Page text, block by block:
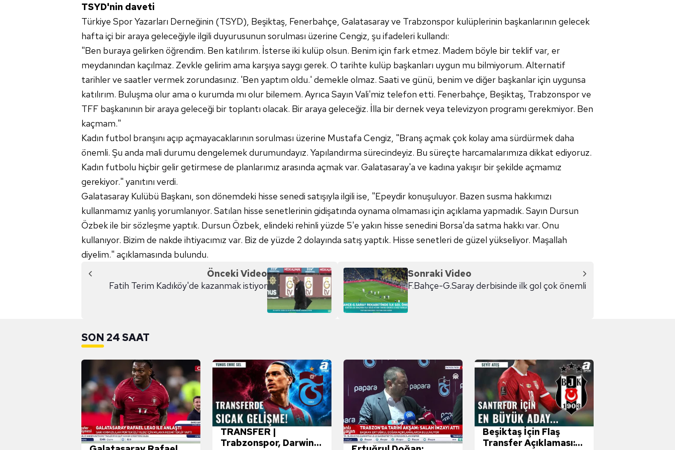
mevzuata uygun olarak kullanılan çerezlerle ilgili bilgi almak için lütfen
TSYD'nin daveti
Türkiye Spor Yazarları Derneğinin (TSYD), Beşiktaş, Fenerbahçe, Galatasaray ve Trabzonspor kulüplerinin başkanlarının gelecek
hafta içi bir araya geleceğiyle ilgili duyurusunun sorulması üzerine Cengiz, şu ifadeleri kullandı:
"Ben buraya gelirken öğrendim. Ben katılırım. İsterse iki kulüp olsun. Benim için fark etmez. Madem böyle bir teklif var, er
meydanından kaçılmaz. Zevkle gelirim ama karşıya saygı gerek. O tarihte kulüp başkanları uygun mu bilmiyorum. Alternatif
tarihler ve saatler vermek zorundasınız. 'Ben yaptım oldu.' demekle olmaz. Saati ve günü, benim ve diğer başkanlar için uygunsa
katılırım. Buluşma olur ama o kurumda mı olur bilemem. Ayrıca Sayın Vali'miz telefon etti. Fenerbahçe, Beşiktaş, Trabzonspor ve
TFF başkanının bir araya geleceği bir toplantı olacak. Bir araya geleceğiz. İlla bir dernek veya televizyon programı gerekmiyor. Ben
kaçmam."
Kadın futbol branşını açıp açmayacaklarının sorulması üzerine Mustafa Cengiz, "Branş açmak çok kolay ama sürdürmek daha
önemli. Şu anda mali durumu dengelemek durumundayız. Yapılandırma sürecindeyiz. Bu süreçte harcamalarımıza dikkat ediyoruz.
Kadın futbolu hiçbir gelir getirmese de planlarımız arasında açmak var. Galatasaray'a ve kadına yakışır bir şekilde açmamız
gerekiyor." yanıtını verdi.
Galatasaray Kulübü Başkanı, son dönemdeki hisse senedi satışıyla ilgili ise, "Epeydir konuşuluyor. Bazen susma hakkımızı
kullanmamız yanlış yorumlanıyor. Satılan hisse senetlerinin gidişatında oynama olmaması için açıklama yapmadık. Sayın Dursun
Özbek ile bir sözleşme yaptık. Dursun Özbek, elindeki rehinli yüzde 5'e yakın hisse senedini Borsa'da satma hakkı var. Onu
kullanıyor. Bizim de nakde ihtiyacımız var. Biz de yüzde 2 dolayında satış yaptık. Hisse senetleri de güzel yükseliyor. Maşallah
diyelim." açıklamasında bulundu.
Önceki Video
Fatih Terim Kadıköy'de kazanmak istiyor
Sonraki Video
F.Bahçe-G.Saray derbisinde ilk gol çok önemli
SON 24 SAAT
TRANSFER |
Trabzonspor, Darwin
Beşiktaş İçin Flaş
Transfer Açıklaması: